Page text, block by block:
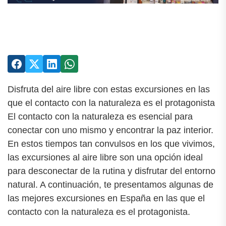
Disfruta del aire libre con estas excursiones en las
que el contacto con la naturaleza es el protagonista
El contacto con la naturaleza es esencial para
conectar con uno mismo y encontrar la paz interior.
En estos tiempos tan convulsos en los que vivimos,
las excursiones al aire libre son una opción ideal
para desconectar de la rutina y disfrutar del entorno
natural. A continuación, te presentamos algunas de
las mejores excursiones en España en las que el
contacto con la naturaleza es el protagonista.